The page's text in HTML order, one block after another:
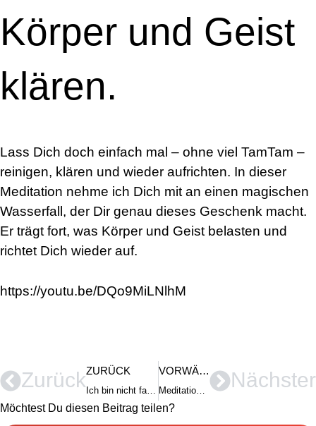
Körper und Geist
klären.
Lass Dich doch einfach mal – ohne viel TamTam –
reinigen, klären und wieder aufrichten. In dieser
Meditation nehme ich Dich mit an einen magischen
Wasserfall, der Dir genau dieses Geschenk macht.
Er trägt fort, was Körper und Geist belasten und
richtet Dich wieder auf.
https://youtu.be/DQo9MiLNlhM
ZurückZURÜCK VORWÄRTS
Meditation für die Rauhnächte Nächster
Möchtest Du diesen Beitrag teilen?